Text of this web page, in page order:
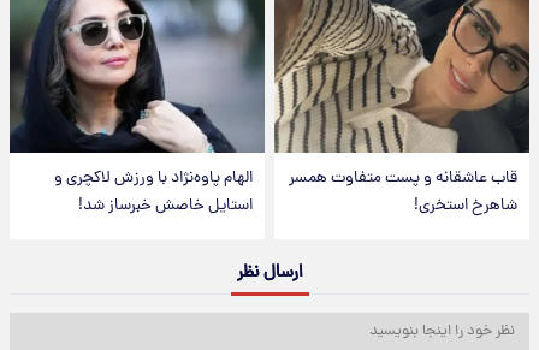
قاب عاشقانه و پست متفاوت همسر
شاهرخ استخری!
الهام پاوه‌نژاد با ورزش لاکچری و
استایل خاصش خبرساز شد!
ارسال نظر